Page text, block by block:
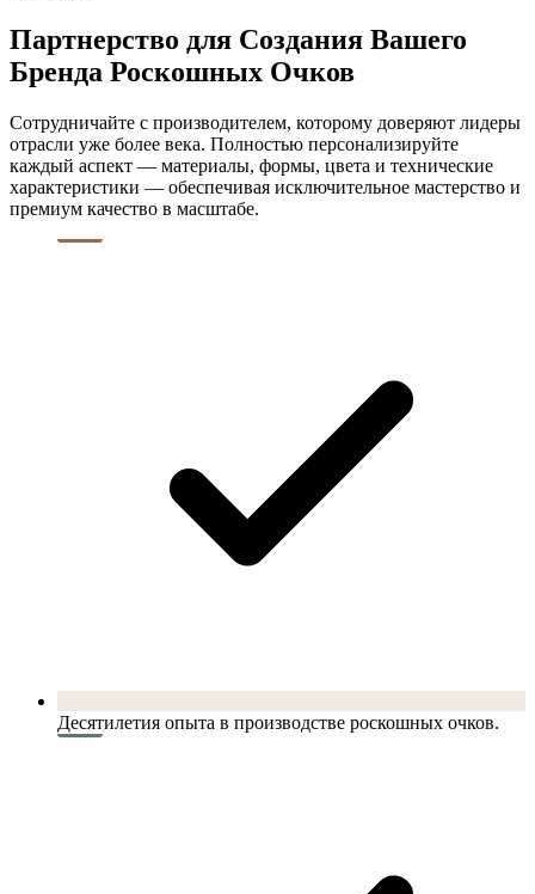
Партнерство для Создания Вашего
Бренда Роскошных Очков
Сотрудничайте с производителем, которому доверяют лидеры
отрасли уже более века. Полностью персонализируйте
каждый аспект — материалы, формы, цвета и технические
характеристики — обеспечивая исключительное мастерство и
премиум качество в масштабе.
Десятилетия опыта в производстве роскошных очков.